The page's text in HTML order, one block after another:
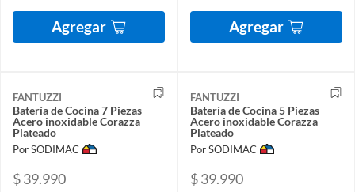
Agregar Agregar
FANTUZZI
Batería de Cocina 7 Piezas
Acero inoxidable Corazza
Plateado
Por SODIMAC
$ 39.990
FANTUZZI
Batería de Cocina 5 Piezas
Acero inoxidable Corazza
Plateado
Por SODIMAC
$ 39.990